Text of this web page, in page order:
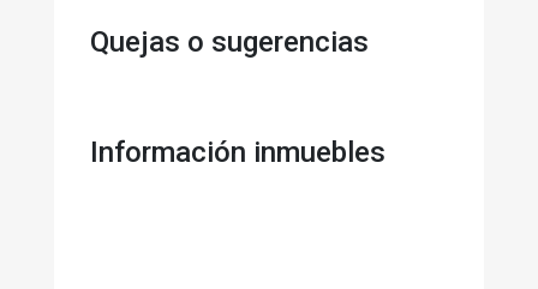
Quejas o sugerencias
Información inmuebles